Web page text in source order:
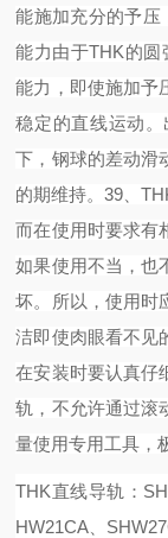
能施加充分的予压
能力由于THK的圆
能力，即使施加予
稳定的直线运动。
下，钢球的差动滑
的期维持。39 、
而在使用时要求有
如果使用不当，也
坏。所以，使用时
洁即使肉眼看不见
在安装时要认真仔
轨，不允许通过滚
量使用专用工具，
THK直线导轨：
HW21CA、